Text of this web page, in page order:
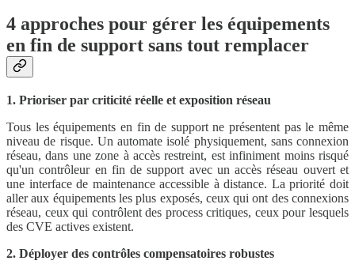
4 approches pour gérer les équipements
en fin de support sans tout remplacer
1. Prioriser par criticité réelle et exposition réseau
Tous les équipements en fin de support ne présentent pas le même
niveau de risque. Un automate isolé physiquement, sans connexion
réseau, dans une zone à accès restreint, est infiniment moins risqué
qu'un contrôleur en fin de support avec un accès réseau ouvert et
une interface de maintenance accessible à distance. La priorité doit
aller aux équipements les plus exposés, ceux qui ont des connexions
réseau, ceux qui contrôlent des process critiques, ceux pour lesquels
des CVE actives existent.
2. Déployer des contrôles compensatoires robustes